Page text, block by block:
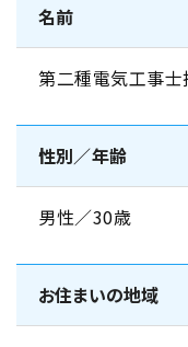
名前
第二種電気工事
性別／年齢
男性／30歳
お住まいの地域